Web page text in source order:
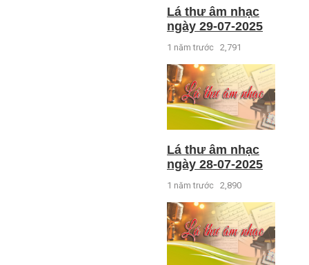
Lá thư âm nhạc
ngày 29-07-2025
1 năm trước 2,791
Lá thư âm nhạc
ngày 28-07-2025
1 năm trước 2,890